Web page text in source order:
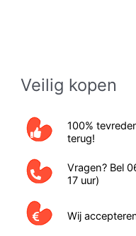
Veilig kopen
100%
terug!
Vragen? Bel
17 uur)
Wij